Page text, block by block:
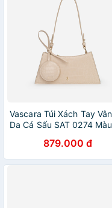
Vascara Túi Xách Tay Vân
Da Cá Sấu SAT 0274 Màu
879.000 đ